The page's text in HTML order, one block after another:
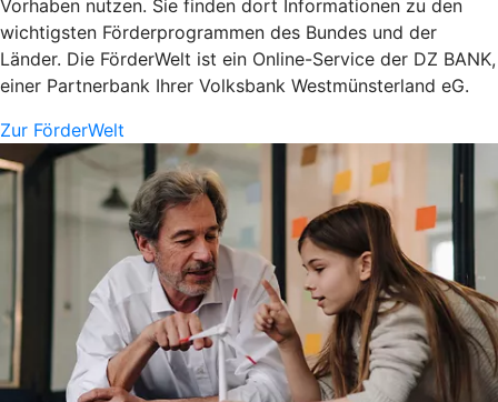
Vorhaben nutzen. Sie finden dort Informationen zu den
wichtigsten Förderprogrammen des Bundes und der
Länder. Die FörderWelt ist ein Online-Service der DZ BANK,
einer Partnerbank Ihrer Volksbank Westmünsterland eG.
Zur FörderWelt